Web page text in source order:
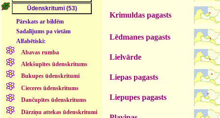
Pārskats ar bildēm
Sadalījums pa vietām
Alfabētiski:
Abavas rumba
Alekšupītes ūdenskritums
Bukupes ūdenskritumi
Cieceres ūdenskritums
Dančupītes ūdenskritums
Dārziņu attekas ūdenskritumi
Krimuldas pagasts
Lēdmanes pagasts
Lielvārde
Liepas pagasts
Liepupes pagasts